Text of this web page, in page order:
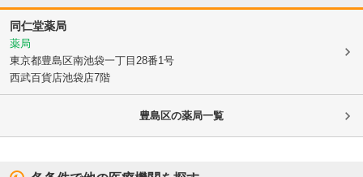
同仁堂薬局
薬局
東京都豊島区南池袋一丁目28番1号
西武百貨店池袋店7階
豊島区の薬局一覧